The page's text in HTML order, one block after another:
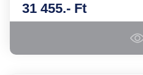
31 455.- Ft